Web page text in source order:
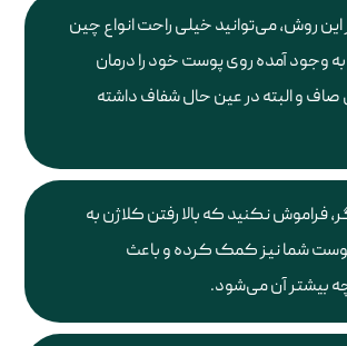
این روش، می‌توانید خیلی راحت انواع چین
وجود آمده روی پوست خود را درمان
و البته در عین حال شفاف داشته
فراموش نکنید که بالا رفتن کلاژن به
شما نیز کمک کرده و باعث
بیشتر آن می‌شود.